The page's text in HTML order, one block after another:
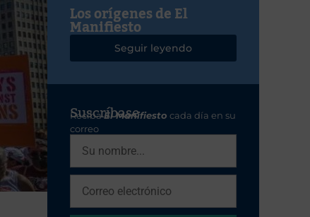
Los orígenes de El
Manifiesto
Seguir leyendo
Suscríbase
RecibaEl Manifiesto cada día en su
correo